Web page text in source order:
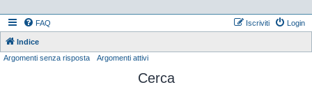
FAQ Login
Iscriviti
Indice
Argomenti senza risposta
Argomenti attivi
Cerca